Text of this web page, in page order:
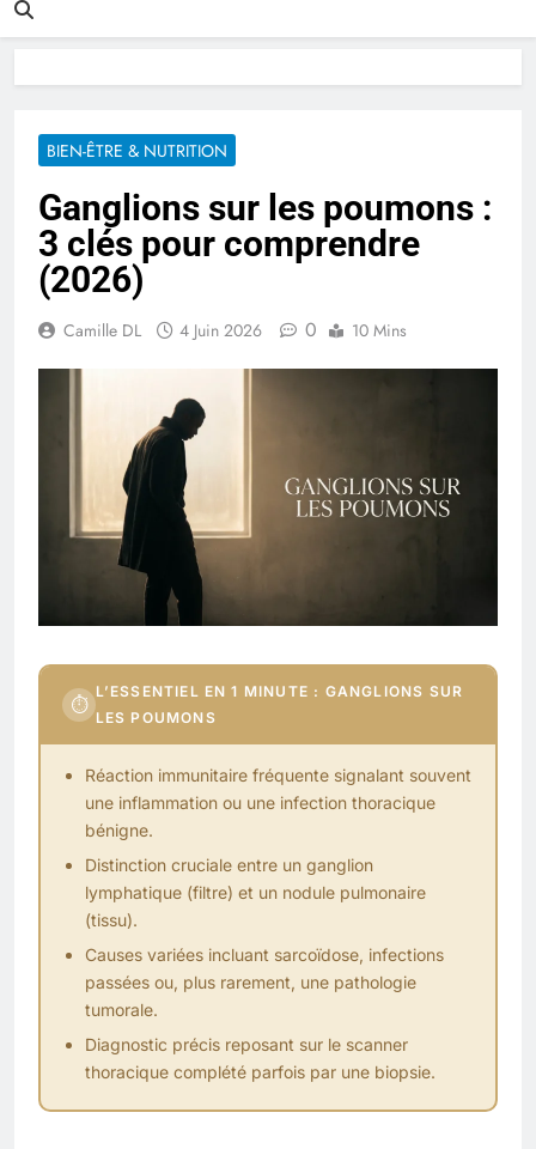
BIEN-ÊTRE & NUTRITION
Ganglions sur les poumons :
3 clés pour comprendre
(2026)
Camille DL 4 Juin 2026 0 10 Mins
⏱
L’ESSENTIEL EN 1 MINUTE : GANGLIONS SUR
LES POUMONS
Réaction immunitaire fréquente signalant souvent
une inflammation ou une infection thoracique
bénigne.
Distinction cruciale entre un ganglion
lymphatique (filtre) et un nodule pulmonaire
(tissu).
Causes variées incluant sarcoïdose, infections
passées ou, plus rarement, une pathologie
tumorale.
Diagnostic précis reposant sur le scanner
thoracique complété parfois par une biopsie.